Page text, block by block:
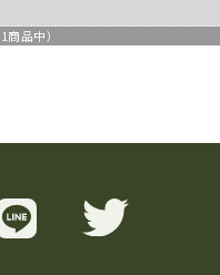
1商品中）